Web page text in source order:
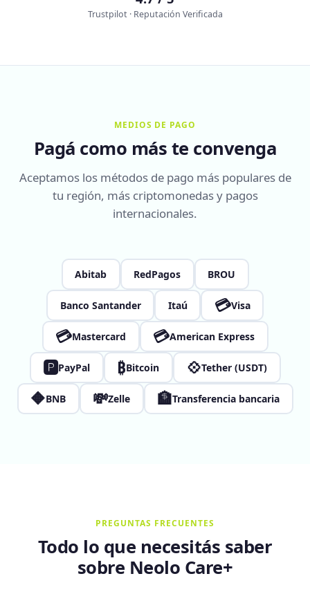
Trustpilot · Reputación Verificada
MEDIOS DE PAGO
Pagá como más te convenga
Aceptamos los métodos de pago más populares de
tu región, más criptomonedas y pagos
internacionales.
Abitab RedPagos BROU
Banco Santander Itaú 💳Visa
💳Mastercard 💳American Express
🅿PayPal ₿Bitcoin 💠Tether (USDT)
🔶BNB 💸Zelle 🏦Transferencia bancaria
PREGUNTAS FRECUENTES
Todo lo que necesitás saber
sobre Neolo Care+